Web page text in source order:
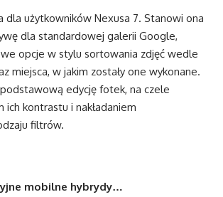
dla użytkowników Nexusa 7. Stanowi ona
dla standardowej galerii Google,
opcje w stylu sortowania zdjęć wedle
miejsca, w jakim zostały one wykonane.
edycję fotek, na czele
ich kontrastu i nakładaniem
filtrów.
mobilne hybrydy…